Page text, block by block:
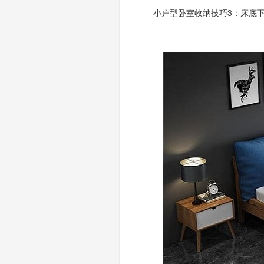
小户型卧室收纳技巧3：床底